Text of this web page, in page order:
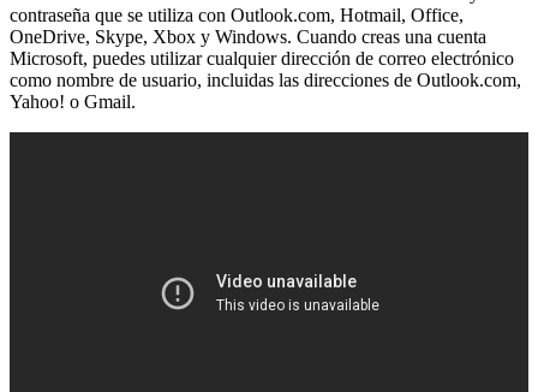
contraseña que se utiliza con Outlook.com, Hotmail, Office,
OneDrive, Skype, Xbox y Windows. Cuando creas una cuenta
Microsoft, puedes utilizar cualquier dirección de correo electrónico
como nombre de usuario, incluidas las direcciones de Outlook.com,
Yahoo! o Gmail.